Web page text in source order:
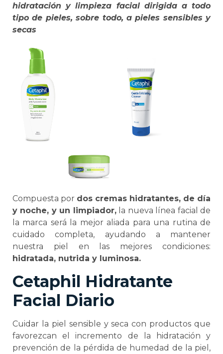
hidratación y limpieza facial dirigida a todo
tipo de pieles, sobre todo, a pieles sensibles y
secas
Compuesta por dos cremas hidratantes, de día
y noche, y un limpiador,la nueva línea facial de
la marca será la mejor aliada para una rutina de
cuidado completa, ayudando a mantener
nuestra piel en las mejores condiciones:
hidratada, nutrida y luminosa.
Cetaphil Hidratante
Facial Diario
Cuidar la piel sensible y seca con productos que
favorezcan el incremento de la hidratación y
prevención de la pérdida de humedad de la piel,